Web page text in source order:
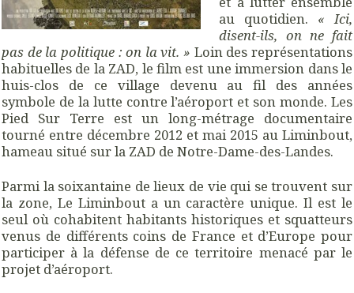
au quotidien. « Ici,
disent-ils, on ne fait
pas de la politique : on la vit. » Loin des représentations
habituelles de la ZAD, le film est une immersion dans le
huis-clos de ce village devenu au fil des années
symbole de la lutte contre l’aéroport et son monde. Les
Pied Sur Terre est un long-métrage documentaire
tourné entre décembre 2012 et mai 2015 au Liminbout,
hameau situé sur la ZAD de Notre-Dame-des-Landes.
Parmi la soixantaine de lieux de vie qui se trouvent sur
la zone, Le Liminbout a un caractère unique. Il est le
seul où cohabitent habitants historiques et squatteurs
venus de différents coins de France et d’Europe pour
participer à la défense de ce territoire menacé par le
projet d’aéroport.